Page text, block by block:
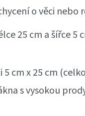
o věci nebo
25 cm a šířce 5
cm x 25 cm
s vysokou